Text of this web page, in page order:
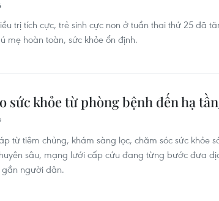
trị tích cực, trẻ sinh cực non ở tuần thai thứ 25 đã
mẹ hoàn toàn, sức khỏe ổn định.
sức khỏe từ phòng bệnh đến hạ
từ tiêm chủng, khám sàng lọc, chăm sóc sức khỏe
sâu, mạng lưới cấp cứu đang từng bước đưa
người dân.